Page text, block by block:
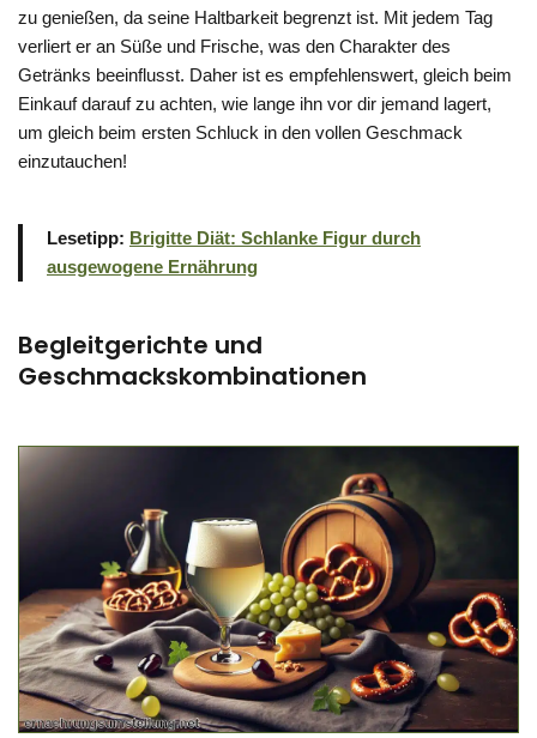
zu genießen, da seine Haltbarkeit begrenzt ist. Mit jedem Tag
verliert er an Süße und Frische, was den Charakter des
Getränks beeinflusst. Daher ist es empfehlenswert, gleich beim
Einkauf darauf zu achten, wie lange ihn vor dir jemand lagert,
um gleich beim ersten Schluck in den vollen Geschmack
einzutauchen!
Lesetipp: Brigitte Diät: Schlanke Figur durch
ausgewogene Ernährung
Begleitgerichte und
Geschmackskombinationen